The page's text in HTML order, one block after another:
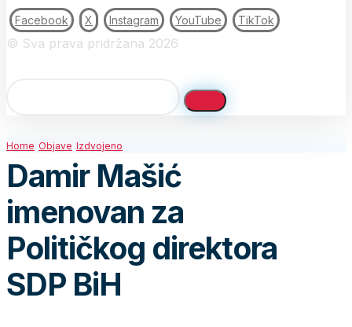
Facebook X Instagram YouTube TikTok
© Sva prava pridržana 2026
Home Objave Izdvojeno
Damir Mašić
imenovan za
Političkog direktora
SDP BiH